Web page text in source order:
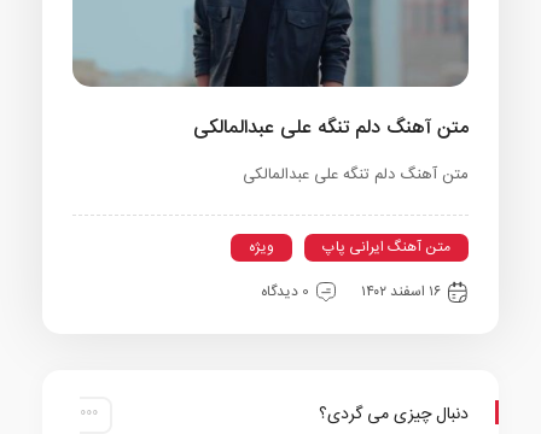
متن آهنگ دلم تنگه علی عبدالمالکی
متن آهنگ دلم تنگه علی عبدالمالکی
متن آهنگ ایرانی پاپ
ویژه
۱۶ اسفند ۱۴۰۲
0 دیدگاه
دنبال چیزی می گردی؟